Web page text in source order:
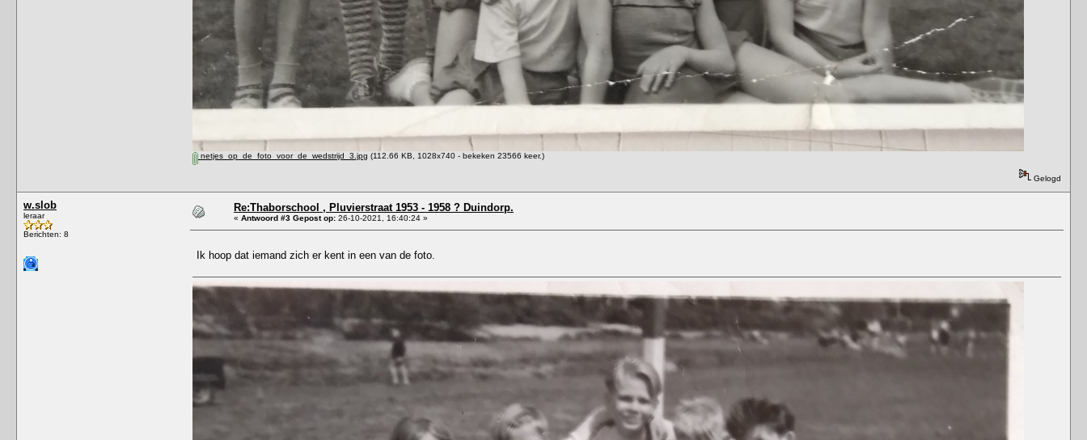
netjes_op_de_foto_voor_de_wedstrijd_3.jpg (112.66 KB, 1028x740 - bekeken 23566 keer.)
Gelogd
w.slob
leraar
Berichten: 8
Re:Thaborschool , Pluvierstraat 1953 - 1958 ? Duindorp.
« Antwoord #3 Gepost op: 26-10-2021, 16:40:24 »
Ik hoop dat iemand zich er kent in een van de foto.